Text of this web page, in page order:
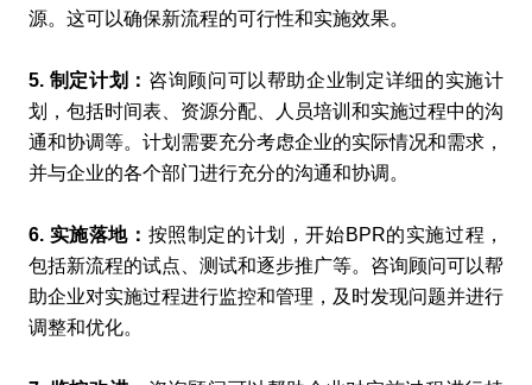
源。这可以确保新流程的可行性和实施效果。
5. 制定计划： 咨询顾问可以帮助企业制定详细的实施计
划，包括时间表、资源分配、人员培训和实施过程中的沟
通和协调等。计划需要充分考虑企业的实际情况和需求，
并与企业的各个部门进行充分的沟通和协调。
6. 实施落地： 按照制定的计划，开始BPR的实施过程，
包括新流程的试点、测试和逐步推广等。咨询顾问可以帮
助企业对实施过程进行监控和管理，及时发现问题并进行
调整和优化。